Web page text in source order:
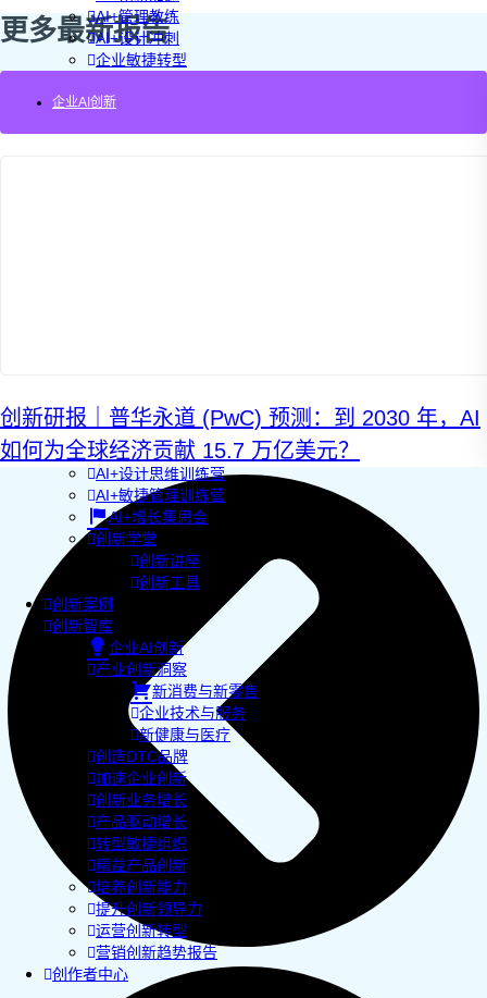
AI+管理教练
AI+设计冲刺
企业敏捷转型
AI+品牌增长工作坊
AI+销售增长工作坊
AI+增长黑客训练营
AI+设计思维训练营
AI+敏捷管理训练营
AI+增长集思会
创新学堂
创新讲座
创新工具
创新案例
创新智库
企业AI创新
产业创新洞察
新消费与新零售
企业技术与服务
新健康与医疗
创造DTC品牌
加速企业创新
创新业务增长
产品驱动增长
转型敏捷组织
精益产品创新
培养创新能力
提升创新领导力
运营创新转型
营销创新趋势报告
创作者中心
更多最新报告
企业AI创新
创新研报｜普华永道 (PwC) 预测：到 2030 年，AI
如何为全球经济贡献 15.7 万亿美元？